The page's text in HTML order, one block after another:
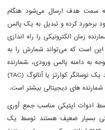
سمت هدف ارسال می‌شود هنگام
برخورد کرده و تبدیل به یک پالس
زمان الکترونیکی را راه اندازی
است که می‌تواند شمارش را به
به دامنه پالس ورودی، .شمارنده
زمان می‌تواند دیجیتال باشد (TDC) مانند یک نوسانگر کوارتز یا آنالوگ (TAC)
های دیجیتالی بیشتر است.
ادوات اپتیکی مناسب جمع آوری
بسیار ضعیف هستند توسط یک